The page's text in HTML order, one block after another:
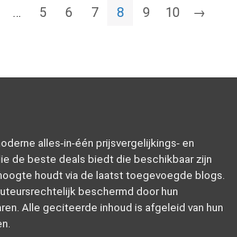
… 5 6 7 8 9 10 →
alles-in-één prijsvergelijkings- en
de beste deals biedt die beschikbaar zijn
houdt via de laatst toegevoegde blogs.
beschermd door hun
Alle geciteerde inhoud is afgeleid van hun